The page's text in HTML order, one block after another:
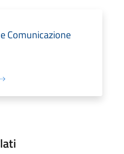
Comunicazione